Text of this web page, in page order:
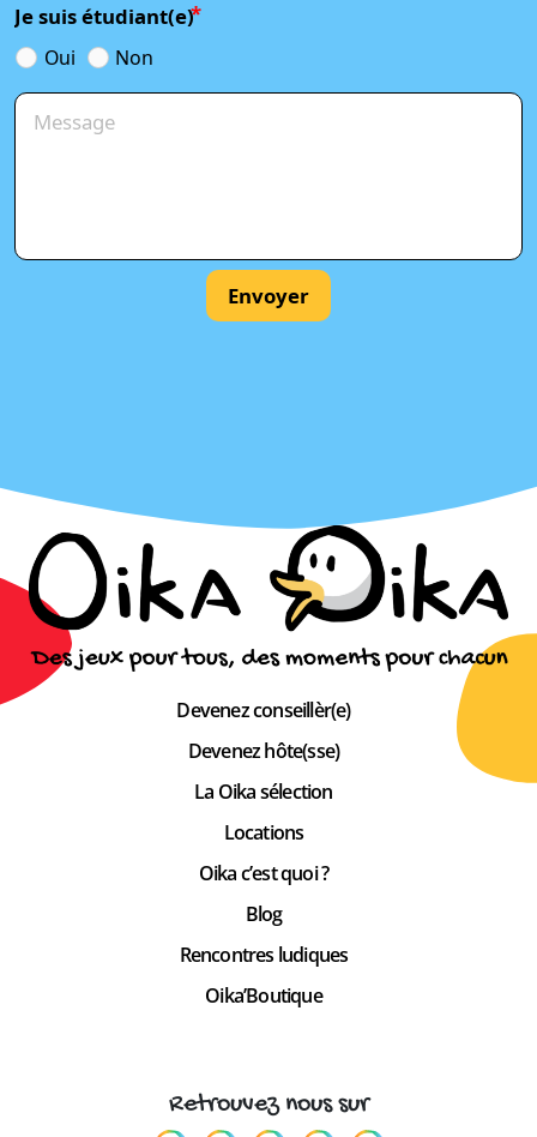
Je suis étudiant(e)
Oui Non
Envoyer
Devenez conseillèr(e)
Devenez hôte(sse)
La Oika sélection
Locations
Oika c’est quoi ?
Blog
Rencontres ludiques
Oika’Boutique
Retrouvez nous sur